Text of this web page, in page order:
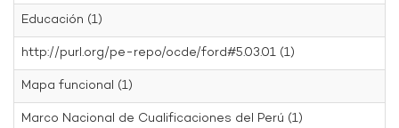
Educación (1)
http://purl.org/pe-repo/ocde/ford#5.03.01 (1)
Mapa funcional (1)
Marco Nacional de Cualificaciones del Perú (1)